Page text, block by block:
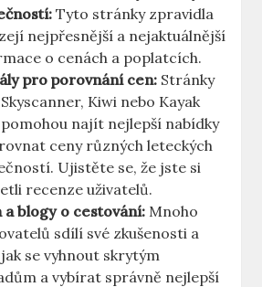
Tyto stránky zpravidla
nejpřesnější a nejaktuálnější
o cenách a poplatcích.
pro porovnání cen: Stránky
Kiwi nebo Kayak
najít nejlepší nabídky
ceny různých leteckých
Ujistěte se, že jste si
recenze uživatelů.
a blogy o cestování: Mnoho
sdílí své zkušenosti a
se vyhnout skrytým
a vybírat správně nejlepší